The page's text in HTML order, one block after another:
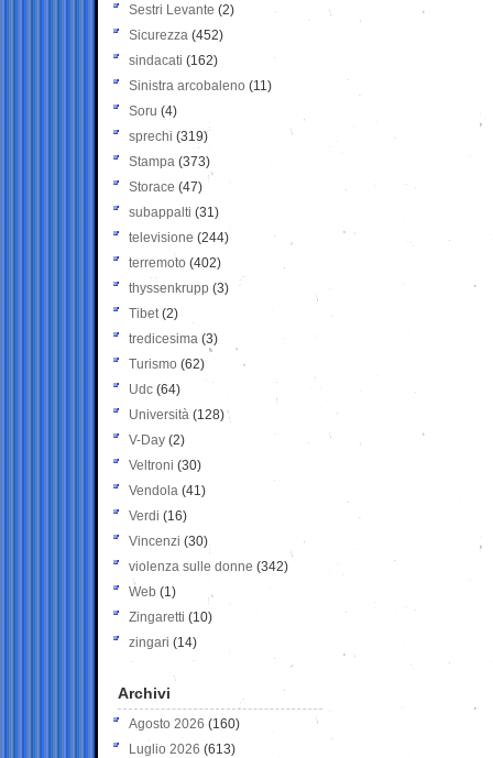
Sestri Levante (2)
Sicurezza (452)
sindacati (162)
Sinistra arcobaleno (11)
Soru (4)
sprechi (319)
Stampa (373)
Storace (47)
subappalti (31)
televisione(244)
terremoto (402)
thyssenkrupp (3)
Tibet(2)
tredicesima (3)
Turismo (62)
Udc (64)
Università (128)
V-Day (2)
Veltroni (30)
Vendola (41)
Verdi (16)
Vincenzi (30)
violenza sulle donne (342)
Web (1)
Zingaretti (10)
zingari (14)
Archivi
Agosto 2026 (160)
Luglio 2026 (613)